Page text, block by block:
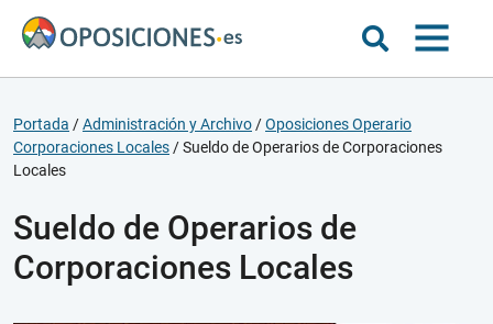
Portada /Administración y Archivo /Oposiciones Operario
Corporaciones Locales /Sueldo de Operarios de Corporaciones
Locales
Sueldo de Operarios de
Corporaciones Locales